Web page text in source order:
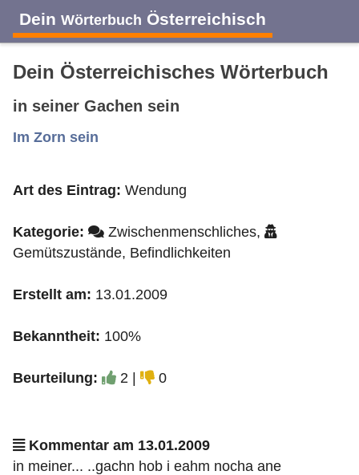
Dein Wörterbuch Österreichisch
A B C
J K L M N
S T U V W X
Dein Österreichisches Wörterbuch
in seiner Gachen sein
Im Zorn sein
Art des Eintrag: Wendung
Kategorie:
Zwischenmenschliches,
Gemütszustände, Befindlichkeiten
Erstellt am: 13.01.2009
Bekanntheit: 100%
Beurteilung: 2 | 0
Kommentar am 13.01.2009
in meiner... ..gachn hob i eahm nocha ane